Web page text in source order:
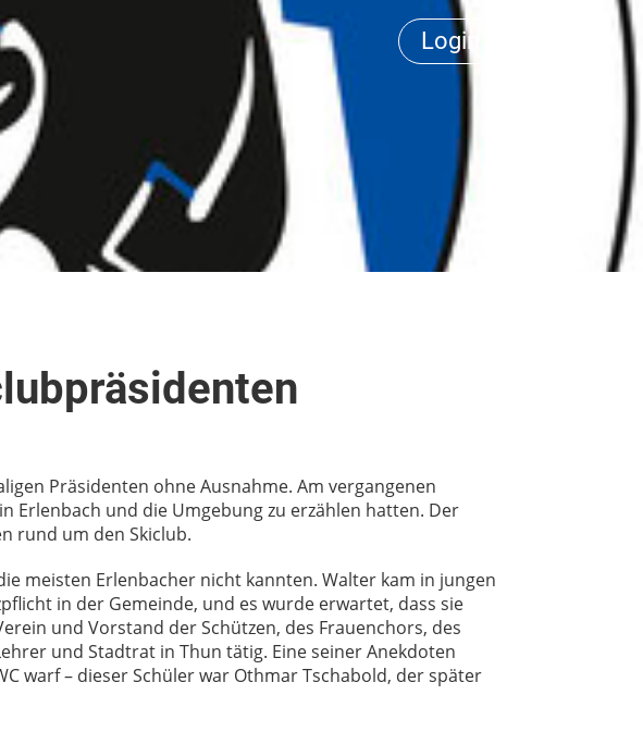
Login
Präsidenten ohne Ausnahme. Am vergangenen
Erlenbach und die Umgebung zu erzählen hatten. Der
rund um den Skiclub.
meisten Erlenbacher nicht kannten. Walter kam in jungen
in der Gemeinde, und es wurde erwartet, dass sie
und Vorstand der Schützen, des Frauenchors, des
und Stadtrat in Thun tätig. Eine seiner Anekdoten
warf – dieser Schüler war Othmar Tschabold, der später